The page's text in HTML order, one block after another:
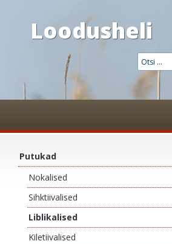
Loodusheli
Putukad
Nokalised
Sihktiivalised
Liblikalised
Kiletiivalised